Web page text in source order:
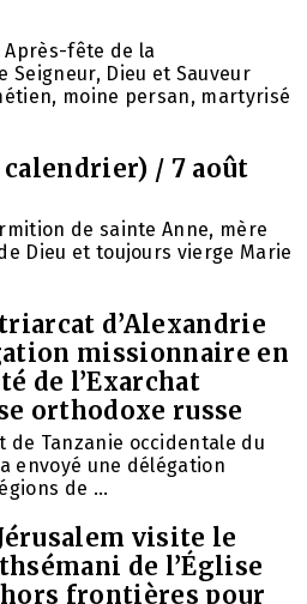
Après-fête de la
Dieu et Sauveur
moine persan, martyrisé
/ 7 août
de sainte Anne, mère
Dieu et toujours vierge Marie
d’Alexandrie
missionnaire en
de l’Exarchat
orthodoxe russe
de Tanzanie occidentale du
envoyé une délégation
de ...
visite le
de l’Église
frontières pour